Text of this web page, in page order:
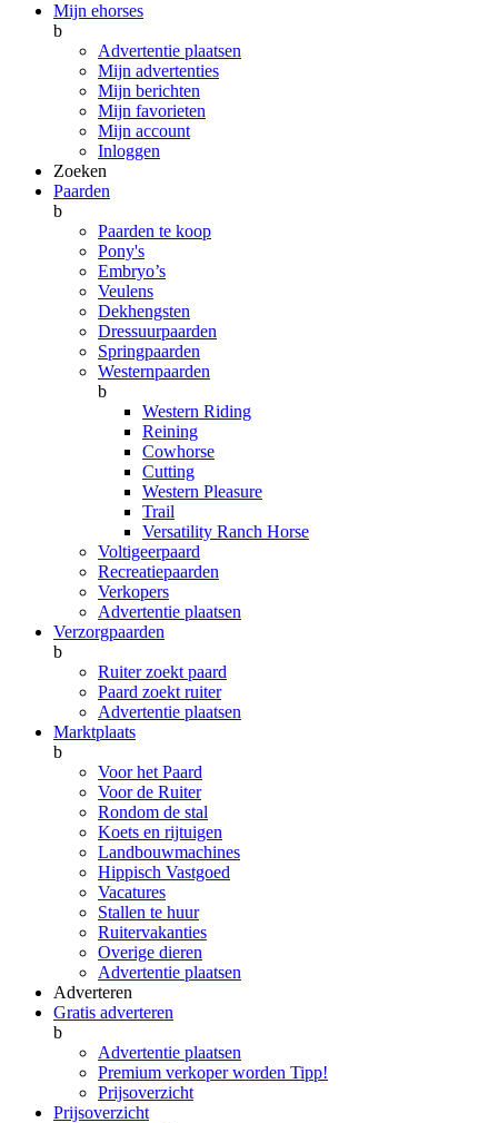
Mijn ehorses
b
Advertentie plaatsen
Mijn advertenties
Mijn berichten
Mijn favorieten
Mijn account
Inloggen
Zoeken
Paarden
b
Paarden te koop
Pony's
Embryo’s
Veulens
Dekhengsten
Dressuurpaarden
Springpaarden
Westernpaarden
b
Western Riding
Reining
Cowhorse
Cutting
Western Pleasure
Trail
Versatility Ranch Horse
Voltigeerpaard
Recreatiepaarden
Verkopers
Advertentie plaatsen
Verzorgpaarden
b
Ruiter zoekt paard
Paard zoekt ruiter
Advertentie plaatsen
Marktplaats
b
Voor het Paard
Voor de Ruiter
Rondom de stal
Koets en rijtuigen
Landbouwmachines
Hippisch Vastgoed
Vacatures
Stallen te huur
Ruitervakanties
Overige dieren
Advertentie plaatsen
Adverteren
Gratis adverteren
b
Advertentie plaatsen
Premium verkoper worden Tipp!
Prijsoverzicht
Prijsoverzicht